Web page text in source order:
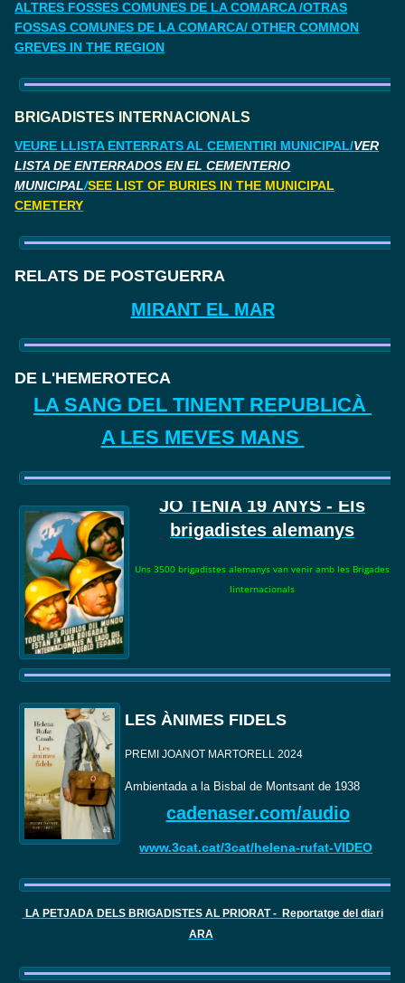
ALTRES FOSSES COMUNES DE LA COMARCA /OTRAS
FOSSAS COMUNES DE LA COMARCA/ OTHER COMMON
GREVES IN THE REGION
BRIGADISTES INTERNACIONALS
VEURE LLISTA ENTERRATS AL CEMENTIRI MUNICIPAL/VER
LISTA DE ENTERRADOS EN EL CEMENTERIO
MUNICIPAL/SEE LIST OF BURIES IN THE MUNICIPAL
CEMETERY
RELATS DE POSTGUERRA
MIRANT EL MAR
DE L'HEMEROTECA
LA SANG DEL TINENT REPUBLICÀ
A LES MEVES MANS
JO TENIA 19 ANYS - Els
brigadistes alemanys
Uns 3500 brigadistes alemanys van venir amb les Brigades
Iinternacionals
LES ÀNIMES FIDELS
PREMI JOANOT MARTORELL 2024
Ambientada a la Bisbal de Montsant de 1938
cadenaser.com/audio
www.3cat.cat/3cat/helena-rufat-VIDEO
LA PETJADA DELS BRIGADISTES AL PRIORAT - Reportatge del diari
ARA